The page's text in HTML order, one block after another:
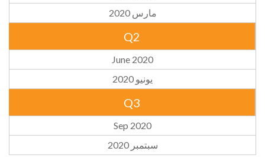
مارس 2020
Q2
June 2020
يونيو 2020
Q3
Sep 2020
سبتمبر 2020